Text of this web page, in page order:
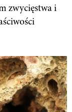
zwycięstwa i